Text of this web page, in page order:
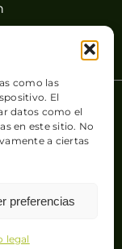
como las
El
datos como el
en este sitio. No
a ciertas
preferencias
legal
S.C.